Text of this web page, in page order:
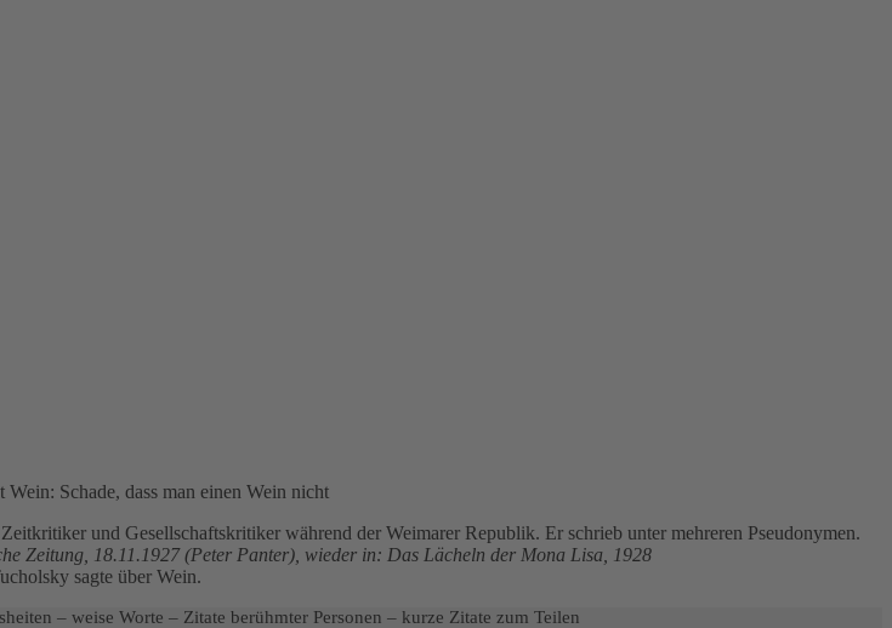
und Gesellschaftskritiker während der Weimarer Republik. Er schrieb unter mehreren Pseudonymen.
Zeitung, 18.11.1927 (Peter Panter), wieder in: Das Lächeln der Mona Lisa, 1928
sagte über Wein.
– weise Worte – Zitate berühmter Personen – kurze Zitate zum Teilen